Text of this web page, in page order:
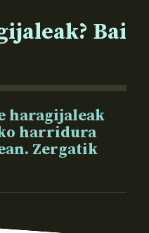
Bai
haragijaleak
harridura
Zergatik